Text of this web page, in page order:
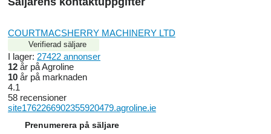
COURTMACSHERRY MACHINERY LTD
Verifierad säljare
I lager: 27422 annonser
12 år på Agroline
10 år på marknaden
4.1
58 recensioner
site1762266902355920479.agroline.ie
Prenumerera på säljare